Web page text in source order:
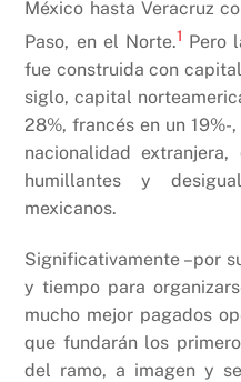
México hasta Veracruz
Paso, en el Norte.1 Pero
fue construida con
siglo, capital
28%, francés en un
nacionalidad
humillantes y
mexicanos.
Significativamente –por
y tiempo para
mucho mejor pagados
que fundarán los
del ramo, a imagen y